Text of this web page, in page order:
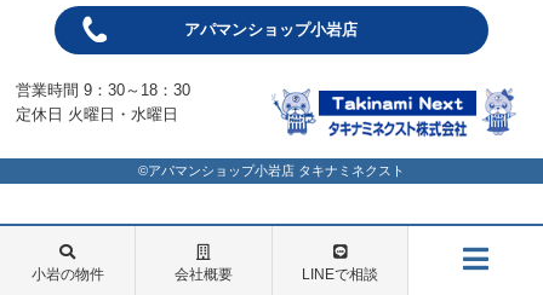
アパマンショップ小岩店
営業時間 9：30～18：30
定休日 火曜日・水曜日
©アパマンショップ小岩店 タキナミネクスト
小岩の物件 会社概要 LINEで相談